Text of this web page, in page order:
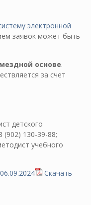
электронной
заявок может быть
основе.
за счет
детского
(902) 130-39-88;
учебного
Скачать